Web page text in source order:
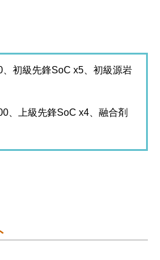
、初級先鋒SoC x5、初級源岩
、上級先鋒SoC x4、融合剤